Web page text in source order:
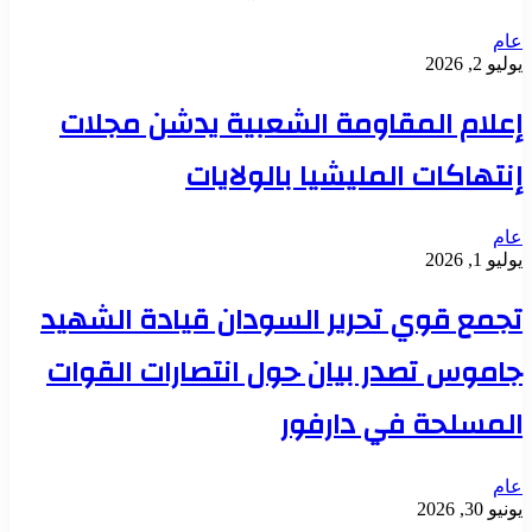
عام
يوليو 2, 2026
إعلام المقاومة الشعبية يدشن مجلات
إنتهاكات المليشيا بالولايات
عام
يوليو 1, 2026
تجمع قوي تحرير السودان قيادة الشهيد
جاموس تصدر بيان حول انتصارات القوات
المسلحة في دارفور
عام
يونيو 30, 2026